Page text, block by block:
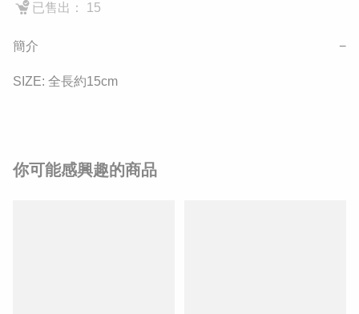
已售出： 15
簡介 −
SIZE: 全長約15cm
你可能感興趣的商品